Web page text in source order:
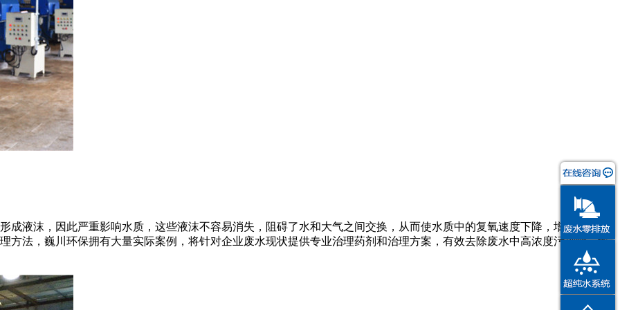
成液沫，因此严重影响水质，这些液沫不容易消失，阻碍了水和大气之间交换，从而使水质中的复氧速度下降，增加治理困
方法，巍川环保拥有大量实际案例，将针对企业废水现状提供专业治理药剂和治理方案，有效去除废水中高浓度污染物，解